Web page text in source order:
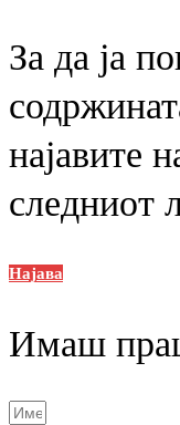
За да ја
најавите
следниот
Најава
Имаш